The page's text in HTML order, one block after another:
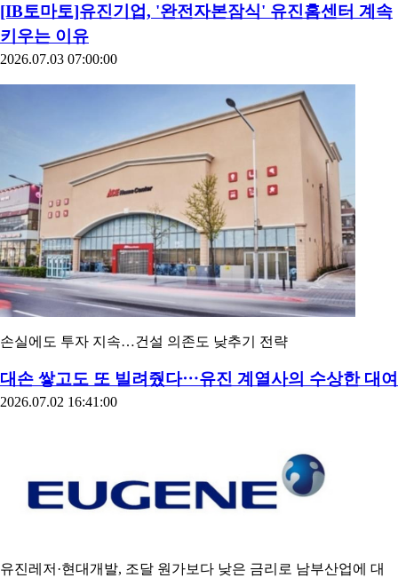
[IB토마토]유진기업, '완전자본잠식' 유진홈센터 계속
키우는 이유
2026.07.03 07:00:00
손실에도 투자 지속…건설 의존도 낮추기 전략
대손 쌓고도 또 빌려줬다⋯유진 계열사의 수상한 대여
2026.07.02 16:41:00
유진레저·현대개발, 조달 원가보다 낮은 금리로 남부산업에 대